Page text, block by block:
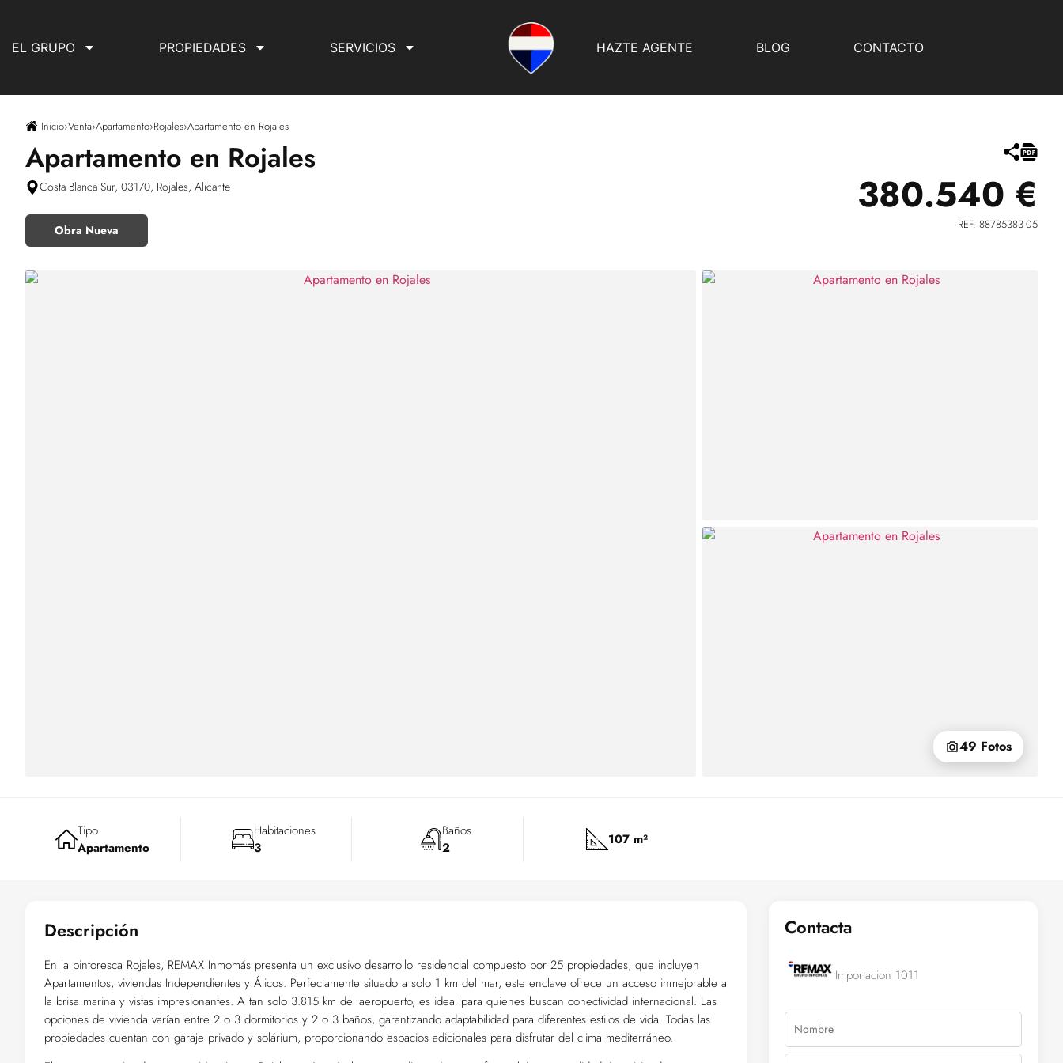
EL GRUPO PROPIEDADES SERVICIOS HAZTE AGENTE BLOG CONTACTO
Inicio›Venta›Apartamento›Rojales›Apartamento en Rojales
Apartamento en Rojales
Costa Blanca Sur, 03170, Rojales, Alicante
Obra Nueva
380.540 €
REF. 88785383-05
49 Fotos
Tipo
Apartamento
Habitaciones
3
Baños
2
107 m²
Descripción
En la pintoresca Rojales, REMAX Inmomás presenta un exclusivo desarrollo residencial compuesto por 25 propiedades, que incluyen
Apartamentos, viviendas Independientes y Áticos. Perfectamente situado a solo 1 km del mar, este enclave ofrece un acceso inmejorable a
la brisa marina y vistas impresionantes. A tan solo 3.815 km del aeropuerto, es ideal para quienes buscan conectividad internacional. Las
opciones de vivienda varían entre 2 o 3 dormitorios y 2 o 3 baños, garantizando adaptabilidad para diferentes estilos de vida. Todas las
propiedades cuentan con garaje privado y solárium, proporcionando espacios adicionales para disfrutar del clima mediterráneo.
Contacta
Importacion 1011